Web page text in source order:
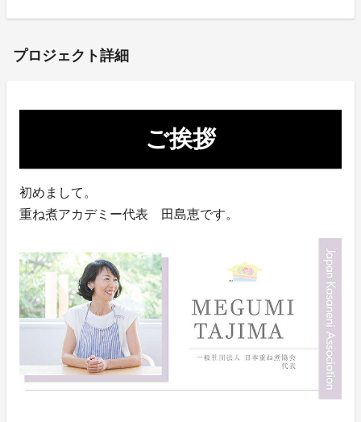
プロジェクト詳細
ご挨拶
初めまして。
重ね煮アカデミー代表 田島恵です。